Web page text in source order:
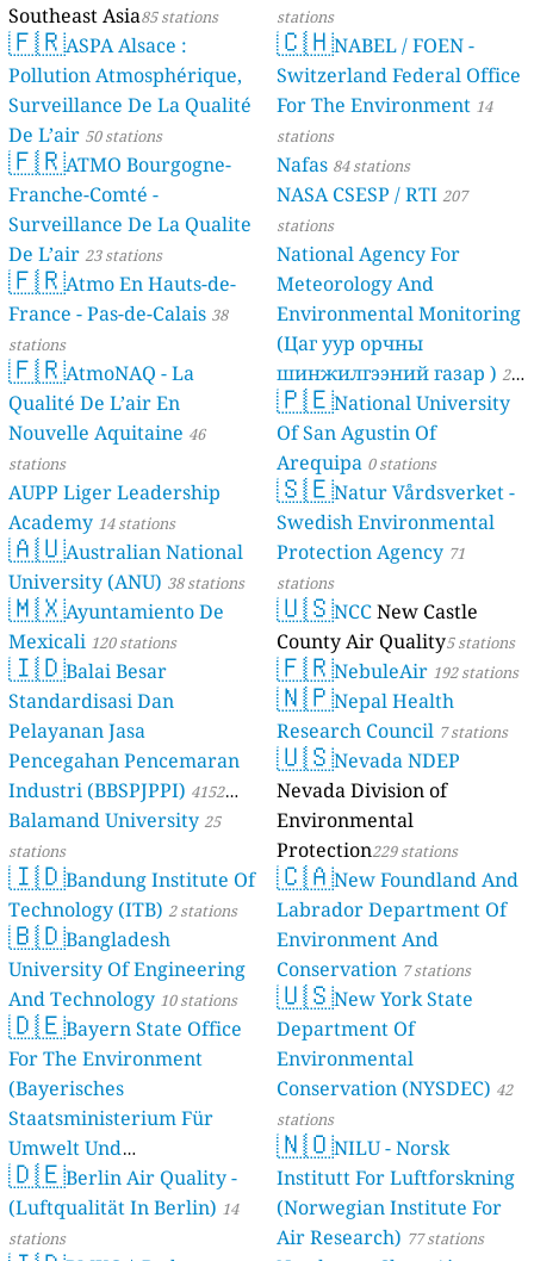
Southeast Asia85 stations
🇫🇷ASPA Alsace :
Pollution Atmosphérique,
Surveillance De La Qualité
De L’air 50 stations
🇫🇷ATMO Bourgogne-
Franche-Comté -
Surveillance De La Qualite
De L’air 23 stations
🇫🇷Atmo En Hauts-de-
France - Pas-de-Calais 38
stations
🇫🇷AtmoNAQ - La
Qualité De L’air En
Nouvelle Aquitaine 46
stations
AUPP Liger Leadership
Academy 14 stations
🇦🇺Australian National
University (ANU) 38 stations
🇲🇽Ayuntamiento De
Mexicali 120 stations
🇮🇩Balai Besar
Standardisasi Dan
Pelayanan Jasa
Pencegahan Pencemaran
Industri (BBSPJPPI) 4152
stations
Balamand University25
stations
🇮🇩Bandung Institute Of
Technology (ITB) 2 stations
🇧🇩Bangladesh
University Of Engineering
And Technology 10 stations
🇩🇪Bayern State Office
For The Environment
(Bayerisches
Staatsministerium Für
Umwelt Und
Verbraucherschutz) - LfU
46 stations
🇩🇪Berlin Air Quality -
(Luftqualität In Berlin) 14
stations
stations
🇨🇭NABEL / FOEN -
Switzerland Federal Office
For The Environment 14
stations
Nafas 84 stations
NASA CSESP / RTI 207
stations
National Agency For
Meteorology And
Environmental Monitoring
(Цаг уур орчны
шинжилгээний газар ) 21
stations
🇵🇪National University
Of San Agustin Of
Arequipa 0 stations
🇸🇪Natur Vårdsverket -
Swedish Environmental
Protection Agency 71
stations
🇺🇸NCCNew Castle
County Air Quality5 stations
🇫🇷NebuleAir 192 stations
🇳🇵Nepal Health
Research Council 7 stations
🇺🇸Nevada NDEP
Nevada Division of
Environmental
Protection229 stations
🇨🇦New Foundland And
Labrador Department Of
Environment And
Conservation 7 stations
🇺🇸New York State
Department Of
Environmental
Conservation (NYSDEC) 42
stations
🇳🇴NILU - Norsk
Institutt For Luftforskning
(Norwegian Institute For
Air Research) 77 stations